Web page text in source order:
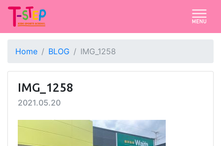
Home BLOG IMG_1258
IMG_1258
2021.05.20